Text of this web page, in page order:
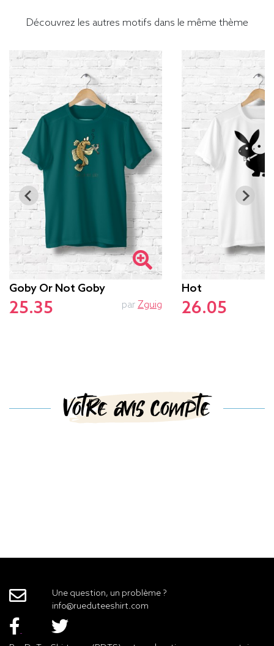
Découvrez les autres motifs dans le même thème
Goby Or Not Goby
25.35 par Zguig
Hot
26.05
Votre avis compte
Une question, un problème ?
info@rueduteeshirt.com